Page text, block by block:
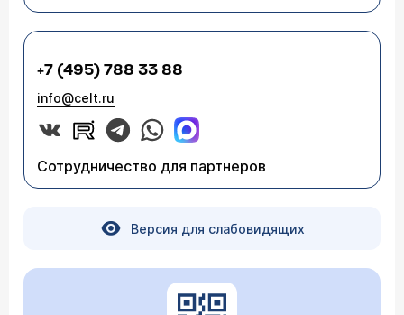
+7 (495) 788 33 88
info@celt.ru
Сотрудничество для партнеров
Версия для слабовидящих